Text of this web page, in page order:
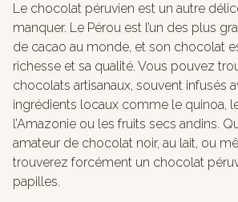
Le chocolat péruvien est un autre
manquer. Le Pérou est l’un des plus
de cacao au monde, et son chocolat
richesse et sa qualité. Vous pouvez
chocolats artisanaux, souvent infusés
ingrédients locaux comme le quinoa,
l’Amazonie ou les fruits secs andins.
amateur de chocolat noir, au lait, ou
trouverez forcément un chocolat
papilles.